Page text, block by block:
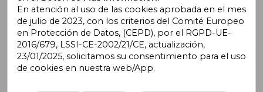
Buscalibre Argentina| Buscalibre Chile
En atención al uso de las cookies aprobada en el mes
de julio de 2023, con los criterios del Comité Europeo
en Protección de Datos, (CEPD), por el RGPD-UE-
2016/679, LSSI-CE-2002/21/CE, actualización,
23/01/2025, solicitamos su consentimiento para el uso
de cookies en nuestra web/App.